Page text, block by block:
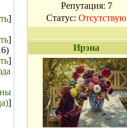
]
]
]
]
Репутация: 7
Статус: Отсутствую
Ирэна